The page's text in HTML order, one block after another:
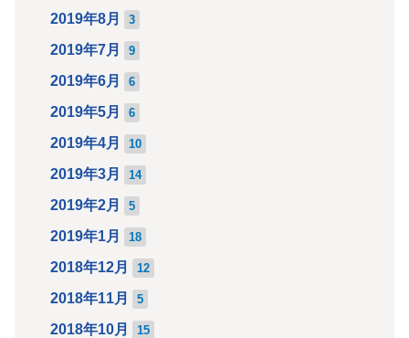
2019年8月 3
2019年7月 9
2019年6月 6
2019年5月 6
2019年4月 10
2019年3月 14
2019年2月 5
2019年1月 18
2018年12月 12
2018年11月 5
2018年10月 15